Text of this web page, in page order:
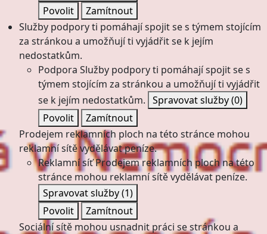
Povolit
Zamítnout
Služby podpory ti pomáhají spojit se s týmem stojícím
za stránkou a umožňují ti vyjádřit se k jejím
nedostatkům.
Podpora Služby podpory ti pomáhají spojit se s
týmem stojícím za stránkou a umožňují ti vyjádřit
se k jejím nedostatkům. Spravovat služby(0)
Povolit
Zamítnout
Prodejem reklamních ploch na této stránce mohou
reklamní sítě vydělávat peníze.
Reklamní síťProdejem reklamních ploch na této
stránce mohou reklamní sítě vydělávat peníze.
Spravovat služby(1)
Povolit
Zamítnout
Sociální sítě mohou usnadnit práci se stránkou a